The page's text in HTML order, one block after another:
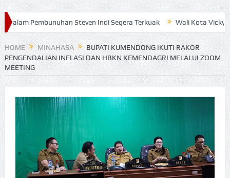
Steven Indi Segera Terkuak Wali Kota Vicky Lumentut
HOME MINAHASA
BUPATI KUMENDONG IKUTI RAKOR
PENGENDALIAN INFLASI DAN HBKN KEMENDAGRI MELALUI ZOOM
MEETING